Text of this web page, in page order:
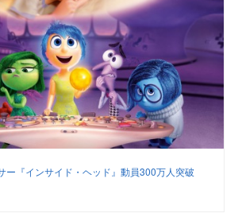
ー『インサイド・ヘッド』動員300万人突破